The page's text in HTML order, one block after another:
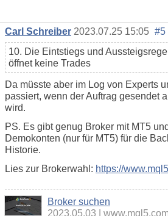
Carl Schreiber 2023.07.25 15:05 #5
10. Die Eintstiegs und
öffnet keine Trades
Da müsste aber im Log von Experts
passiert, wenn der Auftrag gesendet
wird.
PS. Es gibt genug Broker mit MT5
Demokonten (nur für MT5) für die
Historie.
Lies zur Brokerwahl: https://
Broker suchen
2023.05.03